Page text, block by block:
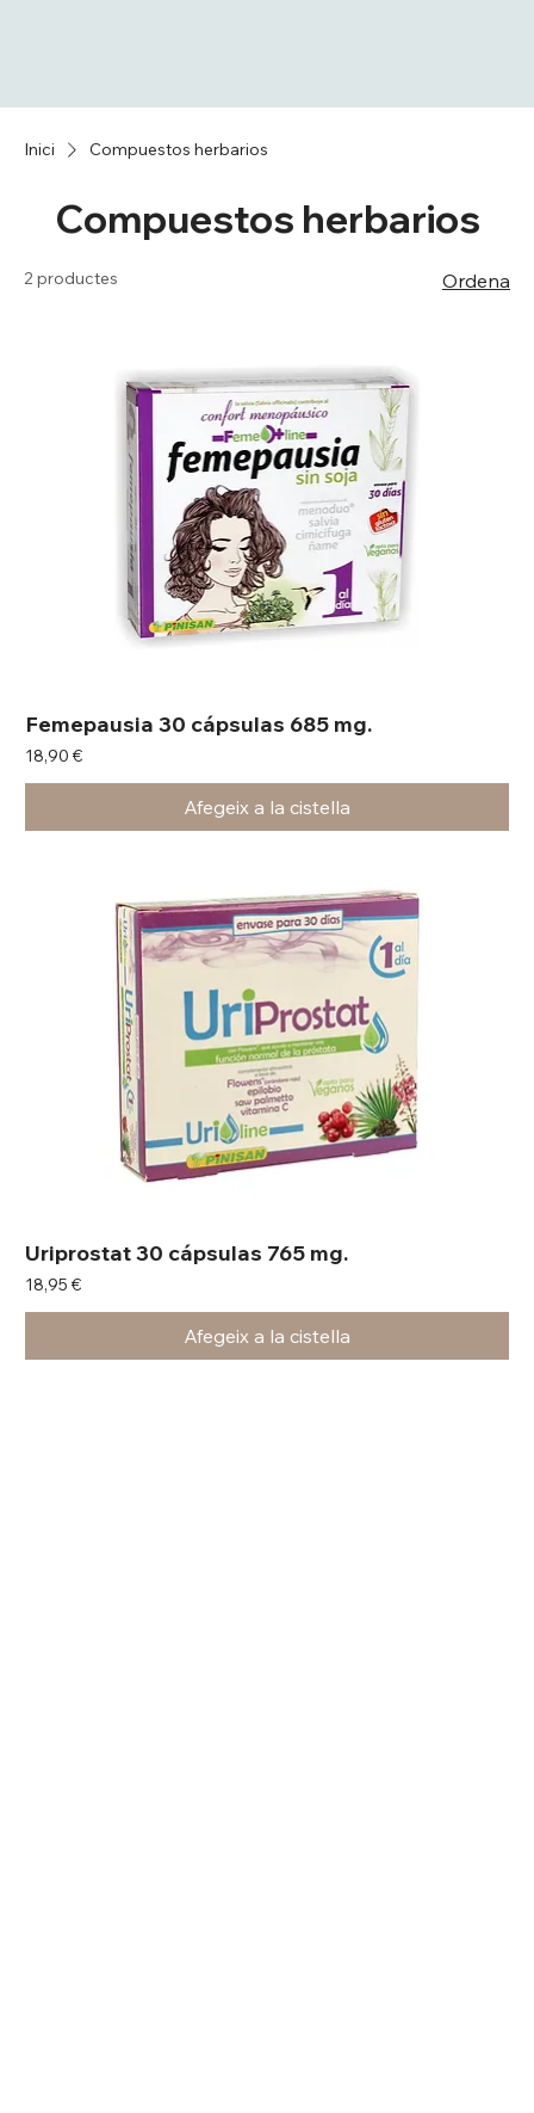
Inici Compuestos herbarios
Compuestos herbarios
2 productes Ordena
Femepausia 30 cápsulas 685 mg.
Preu
18,90 €
Afegeix a la cistella
Uriprostat 30 cápsulas 765 mg.
Preu
18,95 €
Afegeix a la cistella